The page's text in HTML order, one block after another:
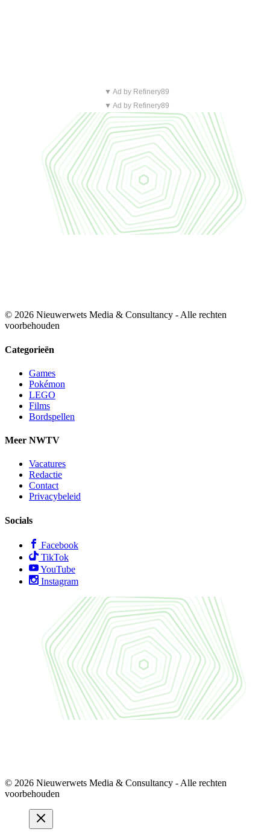
▼ Ad by Refinery89
▼ Ad by Refinery89
© 2026 Nieuwerwets Media & Consultancy - Alle rechten
voorbehouden
Categorieën
Games
Pokémon
LEGO
Films
Bordspellen
Meer NWTV
Vacatures
Redactie
Contact
Privacybeleid
Socials
Facebook
TikTok
YouTube
Instagram
© 2026 Nieuwerwets Media & Consultancy - Alle rechten
voorbehouden